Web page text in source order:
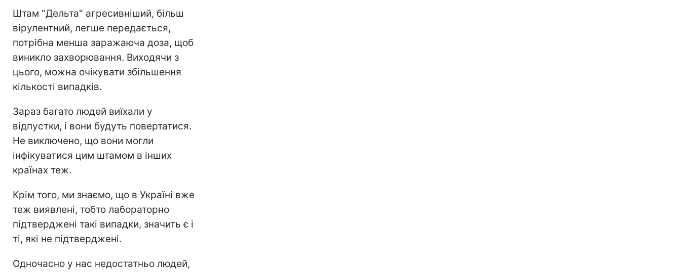
Штам "Дельта" агресивніший, більш
вірулентний, легше передається,
потрібна менша заражаюча доза, щоб
виникло захворювання. Виходячи з
цього, можна очікувати збільшення
кількості випадків.
Зараз багато людей виїхали у
відпустки, і вони будуть повертатися.
Не виключено, що вони могли
інфікуватися цим штамом в інших
країнах теж.
Крім того, ми знаємо, що в Україні вже
теж виявлені, тобто лабораторно
підтверджені такі випадки, значить є і
ті, які не підтверджені.
Одночасно у нас недостатньо людей,